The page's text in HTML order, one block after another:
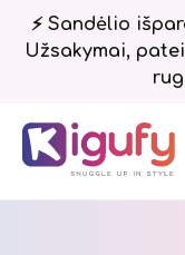
⚡ Sandėlio
Užsakymai,